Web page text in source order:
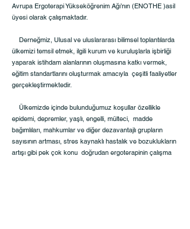
Avrupa Ergoterapi Yükseköğrenim Ağı’nın (ENOTHE )asil
üyesi olarak çalışmaktadır.
Derneğmiz, Ulusal ve uluslararası bilimsel toplantılarda
ülkemizi temsil etmek, ilgili kurum ve kuruluşlarla işbirliği
yaparak istihdam alanlarının oluşmasına katkı vermek,
eğitim standartlarını oluşturmak amacıyla çeşitli faaliyetler
gerçekleştirmektedir.
Ülkemizde içinde bulunduğumuz koşullar özellikle
epidemi, depremler, yaşlı, engelli, mülteci, madde
bağımlıları, mahkumlar ve diğer dezavantajlı grupların
sayısının artması, stres kaynaklı hastalık ve bozuklukların
artışı gibi pek çok konu doğrudan ergoterapinin çalışma